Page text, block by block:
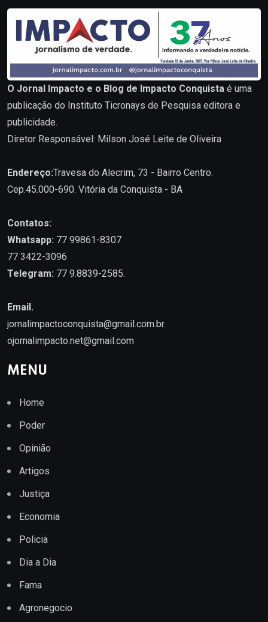
O Jornal Impacto e o Blog de Impacto Conquista é uma
publicação do Instituto Ticronays de Pesquisa editora e
publicidade.
Diretor Responsável: Milson José Leite de Oliveira
Endereço:Travesa do Alecrim, 73 - Bairro Centro.
Cep.45.000-690. Vitória da Conquista - BA
Contatos:
Whatsapp: 77 99861-8307
77 3422-3096
Telegram: 77 9.8839-2585.
Email.
jornalimpactoconquista@gmail.com.br.
ojornalimpacto.net@gmail.com
MENU
Home
Poder
Opinião
Artigos
Justiça
Economia
Policia
Dia a Dia
Fama
Agronegocio